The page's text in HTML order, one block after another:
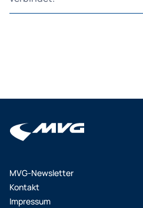
MVG-Newsletter
Kontakt
Impressum